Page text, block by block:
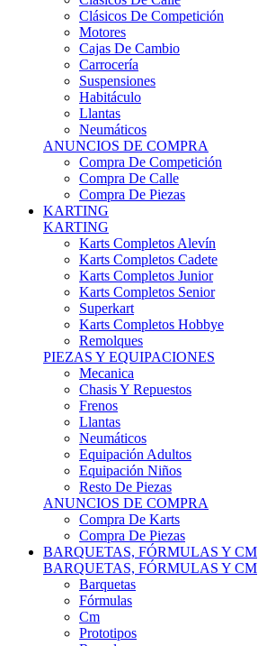
Clásicos De Competición
Motores
Cajas De Cambio
Carrocería
Suspensiones
Habitáculo
Llantas
Neumáticos
ANUNCIOS DE COMPRA
Compra De Competición
Compra De Calle
Compra De Piezas
KARTING
KARTING
Karts Completos Alevín
Karts Completos Cadete
Karts Completos Junior
Karts Completos Senior
Superkart
Karts Completos Hobbye
Remolques
PIEZAS Y EQUIPACIONES
Mecanica
Chasis Y Repuestos
Frenos
Llantas
Neumáticos
Equipación Adultos
Equipación Niños
Resto De Piezas
ANUNCIOS DE COMPRA
Compra De Karts
Compra De Piezas
BARQUETAS, FÓRMULAS Y CM
BARQUETAS, FÓRMULAS Y CM
Barquetas
Fórmulas
Cm
Prototipos